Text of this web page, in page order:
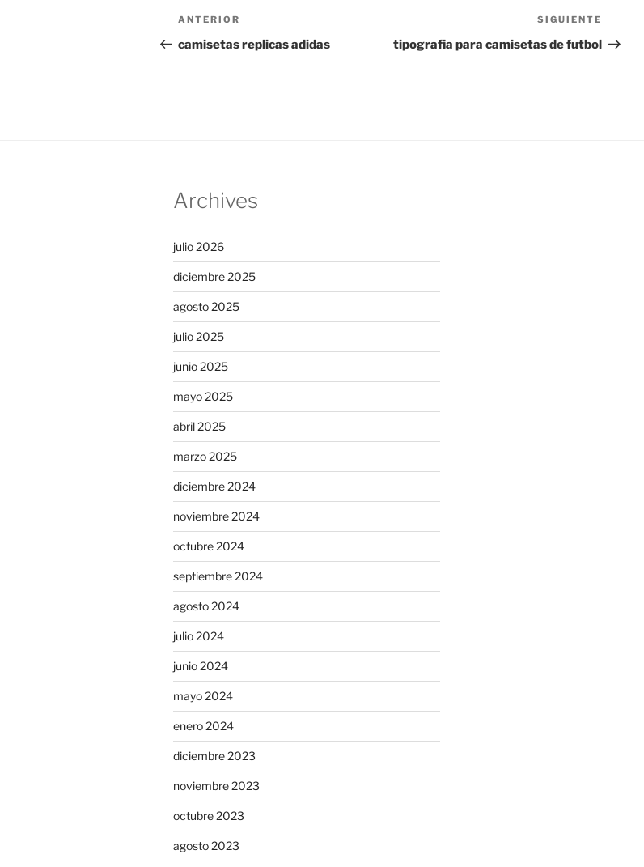
Navegación
de
Entrada
anterior:
ANTERIOR
camisetas replicas adidas
entrada
SIGUIENTE
tipografia para camisetas de futbol
Archives
julio 2026
diciembre 2025
agosto 2025
julio 2025
junio 2025
mayo 2025
abril 2025
marzo 2025
diciembre 2024
noviembre 2024
octubre 2024
septiembre 2024
agosto 2024
julio 2024
junio 2024
mayo 2024
enero 2024
diciembre 2023
noviembre 2023
octubre 2023
agosto 2023